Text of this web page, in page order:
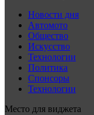
Новости дня
Автомото
Общество
Искусство
Технологии
Политика
Спонсоры
Технологии
Место для виджета